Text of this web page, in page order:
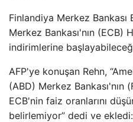
Finlandiya Merkez Bankası
Merkez Bankası'nın (ECB)
indirimlerine
AFP'ye konuşan Rehn,
(ABD) Merkez Bankası'nın
ECB'nin faiz oranlarını
belirlemiyor” dedi ve ekledi: